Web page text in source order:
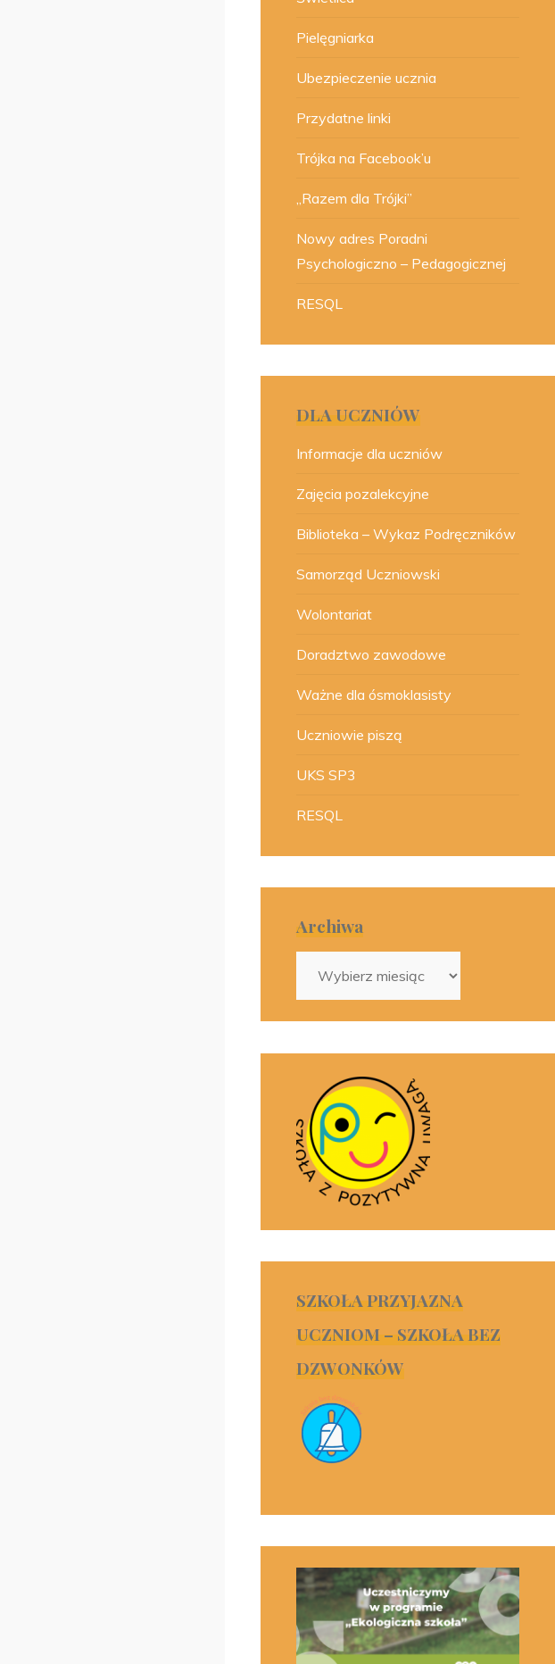
Pielęgniarka
Ubezpieczenie ucznia
Przydatne linki
Trójka na Facebook’u
„Razem dla Trójki”
Nowy adres Poradni
Psychologiczno – Pedagogicznej
RESQL
DLA UCZNIÓW
Informacje dla uczniów
Zajęcia pozalekcyjne
Biblioteka – Wykaz Podręczników
Samorząd Uczniowski
Wolontariat
Doradztwo zawodowe
Ważne dla ósmoklasisty
Uczniowie piszą
UKS SP3
RESQL
Archiwa
SZKOŁA PRZYJAZNA
UCZNIOM – SZKOŁA BEZ
DZWONKÓW